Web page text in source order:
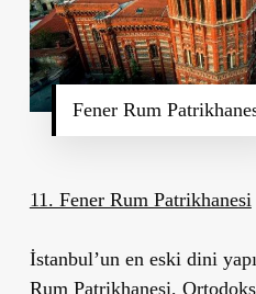
Fener Rum
11. Fener Rum Patrikhanesi
İstanbul’un en eski dini
Rum Patrikhanesi,